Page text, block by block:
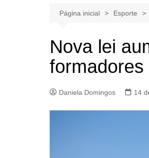
Lagarto
Página inicial Esporte
Nova lei
Daniela Domingos 14